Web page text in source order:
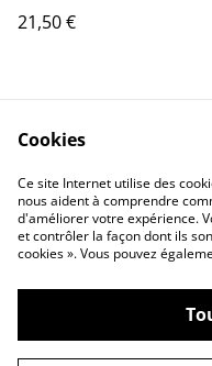
21,50 €
Contact Us
Privacy Policy
©2026Concept
Cookies
Ce site Internet utilise des
nous aident à comprendre
d'améliorer votre expérience.
et contrôler la façon dont ils
cookies ». Vous pouvez